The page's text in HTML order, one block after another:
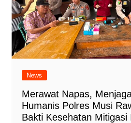
News
Merawat Napas,
Humanis Polres Musi
Bakti Kesehatan Mitigasi